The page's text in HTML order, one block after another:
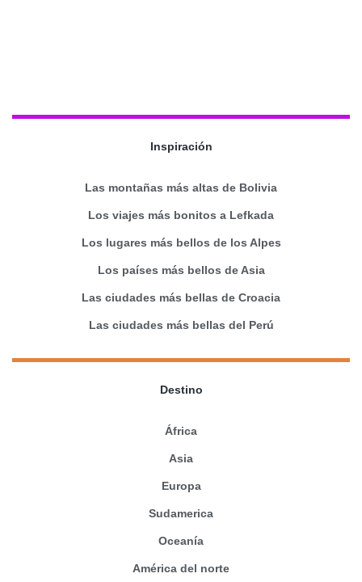
Inspiración
Las montañas más altas de Bolivia
Los viajes más bonitos a Lefkada
Los lugares más bellos de los Alpes
Los países más bellos de Asia
Las ciudades más bellas de Croacia
Las ciudades más bellas del Perú
Destino
África
Asia
Europa
Sudamerica
Oceanía
América del norte